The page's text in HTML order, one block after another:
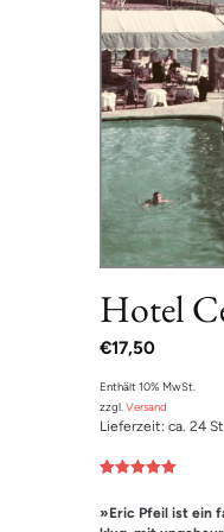
Hotel
€17,50
Enthält 10% MwSt.
zzgl. Versand
Lieferzeit: ca. 24
basierend
»Eric Pfeil ist ein